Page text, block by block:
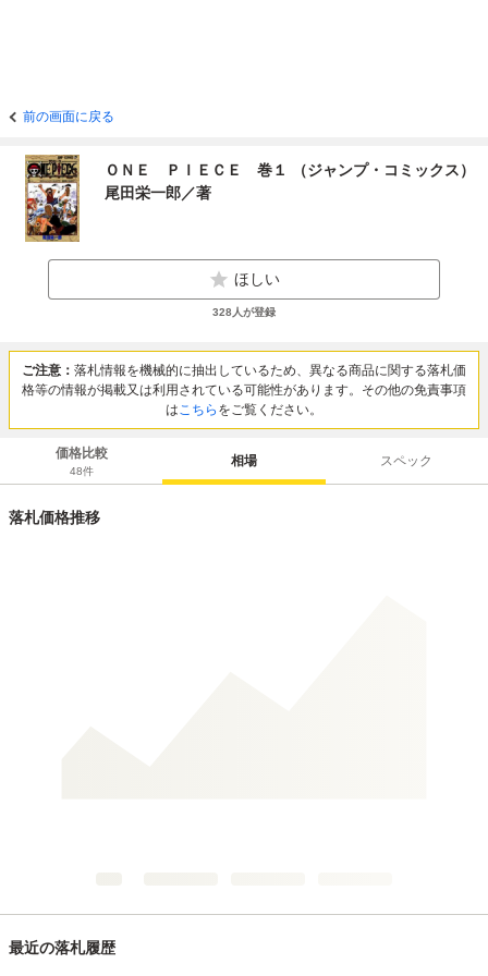
前の画面に戻る
ＯＮＥ ＰＩＥＣＥ 巻１ （ジャンプ・コミックス）
尾田栄一郎／著
ほしい
328人が登録
ご注意： 落札情報を機械的に抽出しているため、異なる商品に関する落札価
格等の情報が掲載又は利用されている可能性があります。その他の免責事項
はこちら をご覧ください。
価格比較
48件
相場 スペック
落札価格推移
最近の落札履歴